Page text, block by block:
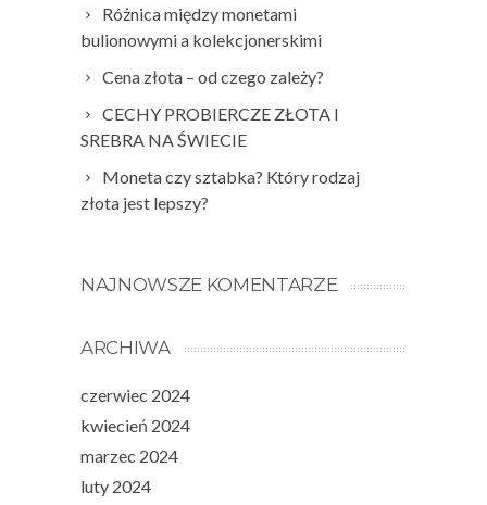
Różnica między monetami
bulionowymi a kolekcjonerskimi
Cena złota – od czego zależy?
CECHY PROBIERCZE ZŁOTA I
SREBRA NA ŚWIECIE
Moneta czy sztabka? Który rodzaj
złota jest lepszy?
NAJNOWSZE KOMENTARZE
ARCHIWA
czerwiec 2024
kwiecień 2024
marzec 2024
luty 2024